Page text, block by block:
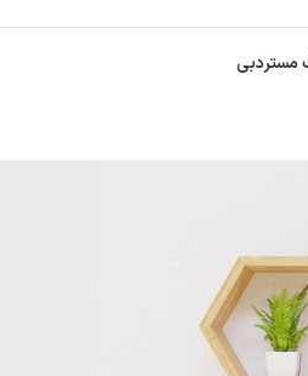
مستردبی